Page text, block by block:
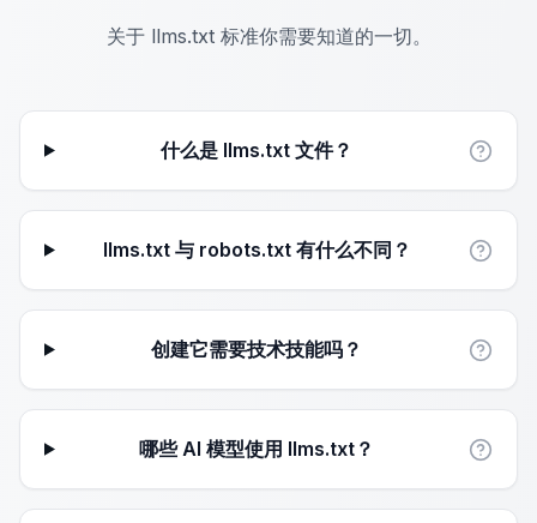
关于 llms.txt 标准你需要知道的一切。
什么是 llms.txt 文件？
llms.txt 与 robots.txt 有什么不同？
创建它需要技术技能吗？
哪些 AI 模型使用 llms.txt？